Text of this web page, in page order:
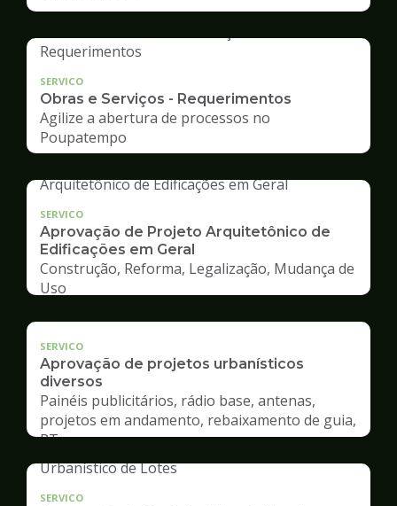
SERVICO
Obras e Serviços - Requerimentos
Agilize a abertura de processos no
Poupatempo
SERVICO
Aprovação de Projeto Arquitetônico de
Edificações em Geral
Construção, Reforma, Legalização, Mudança de
Uso
SERVICO
Aprovação de projetos urbanísticos
diversos
Painéis publicitários, rádio base, antenas,
projetos em andamento, rebaixamento de guia,
RT
SERVICO